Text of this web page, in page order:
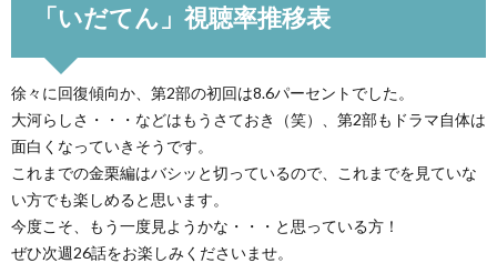
「いだてん」視聴率推移表
徐々に回復傾向か、第2部の初回は8.6パーセントでした。
大河らしさ・・・などはもうさておき（笑）、第2部もドラマ自体は
面白くなっていきそうです。
これまでの金栗編はバシッと切っているので、これまでを見ていな
い方でも楽しめると思います。
今度こそ、もう一度見ようかな・・・と思っている方！
ぜひ次週26話をお楽しみくださいませ。